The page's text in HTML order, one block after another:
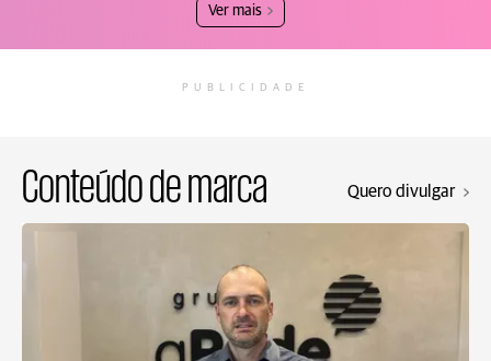
Ver mais
PUBLICIDADE
Conteúdo de marca Quero divulgar